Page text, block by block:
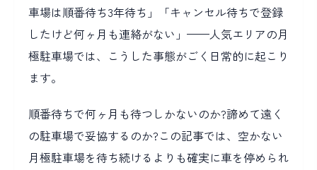
車場は順番待ち3年待ち」「キャンセル待ちで登録
したけど何ヶ月も連絡がない」——人気エリアの月
極駐車場では、こうした事態がごく日常的に起こり
ます。
順番待ちで何ヶ月も待つしかないのか?諦めて遠く
の駐車場で妥協するのか?この記事では、空かない
月極駐車場を待ち続けるよりも確実に車を停められ